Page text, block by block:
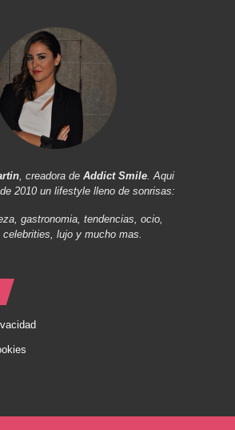
, creadora de Addict Smile. Aqui
2010 un lifestyle lleno de sonrisas:
gastronomia, tendencias, ocio,
lujo y mucho mas.